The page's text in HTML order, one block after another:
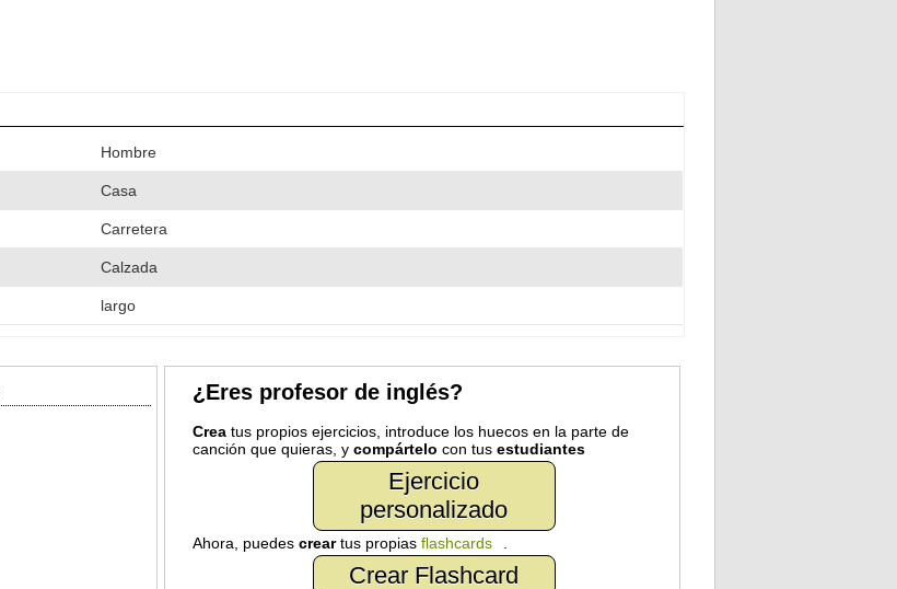
Hombre
Casa
Carretera
Calzada
largo
¿Eres profesor de inglés?
Creatus propios ejercicios, introduce los huecos en la parte de
canción que quieras, y compártelo con tus estudiantes
Ejercicio
personalizado
Ahora, puedes creartus propias flashcards
Crear Flashcard